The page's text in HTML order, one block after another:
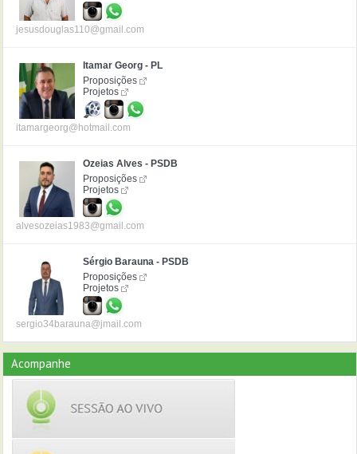
jesusdouglas110@gmail.com
Itamar Georg - PL
Proposições
Projetos
itamargeorg@hotmail.com
Ozeias Alves - PSDB
Proposições
Projetos
alvesozeias1983@gmail.com
Sérgio Barauna - PSDB
Proposições
Projetos
sergio34barauna@jmail.com
Acompanhe